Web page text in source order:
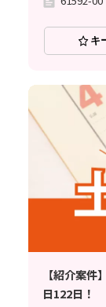
キ
【紹介案
日122日！